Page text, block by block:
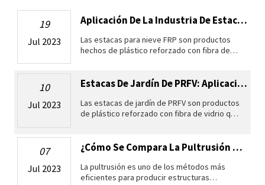
19
Jul 2023
Aplicación De La Industria De Estacas De Nieve Frp Y Estilos De Perfiles
Las estacas para nieve FRP son productos
hechos de plástico reforzado con fibra de
al desgaste, resistencia a al
10
Jul 2023
Estacas De Jardín De PRFV: Aplicaciones Industriales Y Estilos De Perfil
Las estacas de jardín de PRFV son productos
de plástico reforzado con fibra de vidrio que
fabrican mediante el
07
Jul 2023
¿Cómo Se Compara La Pultrusión Con Otros Procesos De Fabricación De Compuestos?
La pultrusión es uno de los métodos más
eficientes para producir estructuras